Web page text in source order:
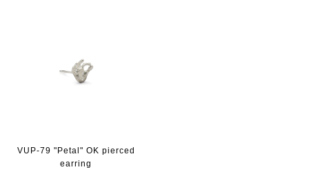
VUP-79 "Petal" OK pierced
earring